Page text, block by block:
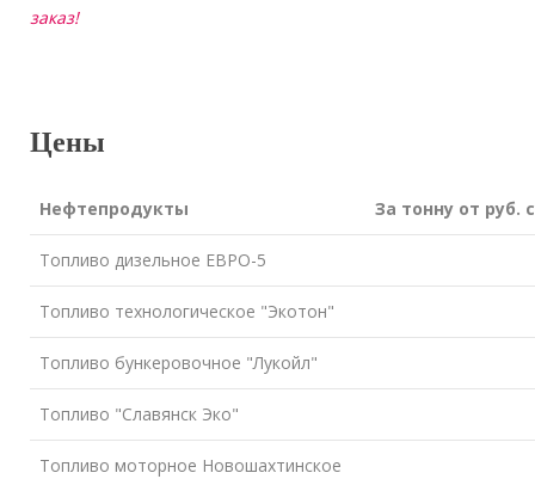
заказ!
Цены
Нефтепродукты За тонну от руб.
Топливо дизельное ЕВРО-5
Топливо технологическое "Экотон"
Топливо бункеровочное "Лукойл"
Топливо "Славянск Эко"
Топливо моторное Новошахтинское